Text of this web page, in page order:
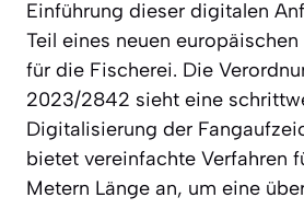
Einführung dieser digitalen
Teil eines neuen
für die Fischerei. Die
2023/2842 sieht eine
Digitalisierung der
bietet vereinfachte Verfahren
Metern Länge an, um eine